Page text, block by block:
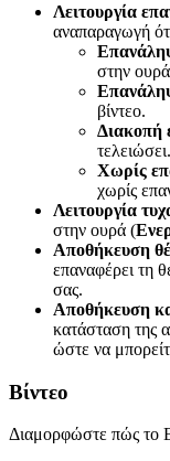
Λειτουργία
αναπαραγωγή
στην
βίντεο.
Διακοπή
τελειώσει.
Χωρίς
χωρίς
Λειτουργία
στην ουρά (
Αποθήκευση
επαναφέρει τη
σας.
Αποθήκευση
κατάσταση της
ώστε να
Βίντεο
Διαμορφώστε πώς το